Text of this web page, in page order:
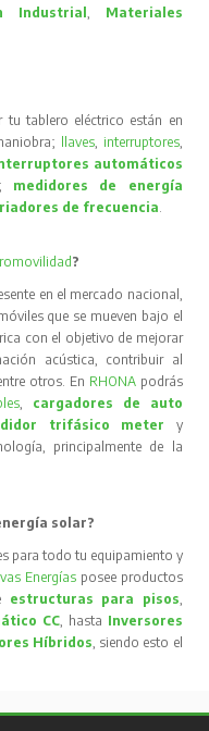
Industrial
Materiales
tu tablero eléctrico están en
llaves, interruptores,
automáticos
medidores de energía
de frecuencia
?
en el mercado nacional,
que se mueven bajo el
con el objetivo de mejorar
acústica, contribuir al
otros. En RHONA podrás
, cargadores de auto
trifásico meter
y
principalmente de la
solar?
para todo tu equipamiento y
Energíasposee productos
estructuras para pisos
CC, hasta Inversores
Híbridos , siendo esto el